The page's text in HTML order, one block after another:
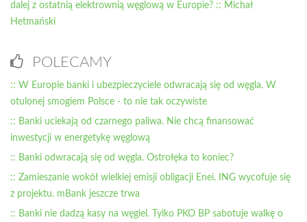
dalej z ostatnią elektrownią węglową w Europie? :: Michał
Hetmański
POLECAMY
:: W Europie banki i ubezpieczyciele odwracają się od węgla. W
otulonej smogiem Polsce - to nie tak oczywiste
:: Banki uciekają od czarnego paliwa. Nie chcą finansować
inwestycji w energetykę węglową
:: Banki odwracają się od węgla. Ostrołęka to koniec?
:: Zamieszanie wokół wielkiej emisji obligacji Enei. ING wycofuje się
z projektu. mBank jeszcze trwa
:: Banki nie dadzą kasy na węgiel. Tylko PKO BP sabotuje walkę o